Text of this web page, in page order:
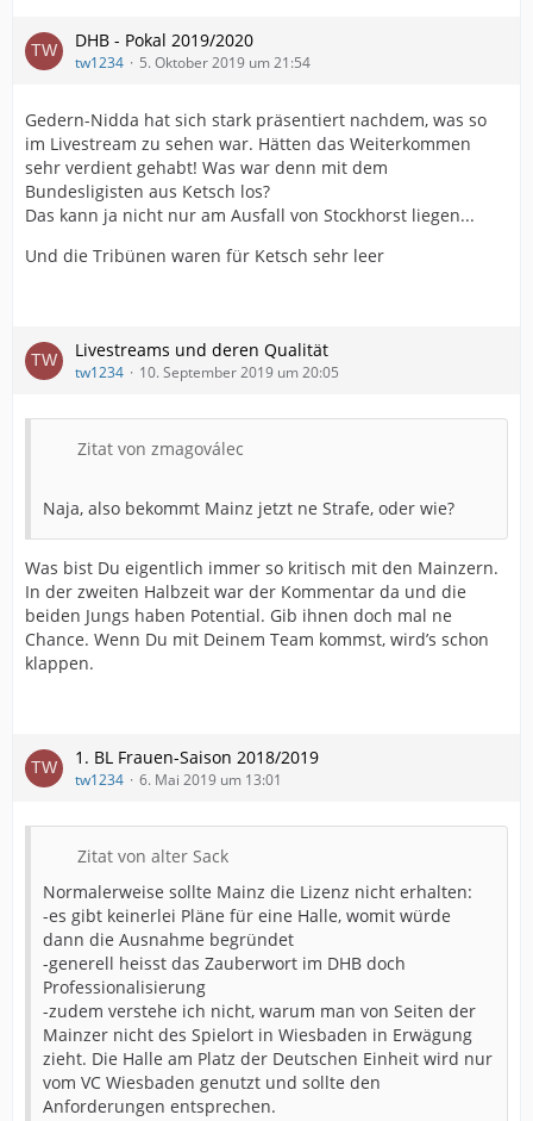
DHB - Pokal 2019/2020
tw1234 5. Oktober 2019 um 21:54
Gedern-Nidda hat sich stark präsentiert nachdem, was so
im Livestream zu sehen war. Hätten das Weiterkommen
sehr verdient gehabt! Was war denn mit dem
Bundesligisten aus Ketsch los?
Das kann ja nicht nur am Ausfall von Stockhorst liegen...
Und die Tribünen waren für Ketsch sehr leer
Livestreams und deren Qualität
tw1234 10. September 2019 um 20:05
Zitat von zmagoválec
Naja, also bekommt Mainz jetzt ne Strafe, oder wie?
Was bist Du eigentlich immer so kritisch mit den Mainzern.
In der zweiten Halbzeit war der Kommentar da und die
beiden Jungs haben Potential. Gib ihnen doch mal ne
Chance. Wenn Du mit Deinem Team kommst, wird’s schon
klappen.
1. BL Frauen-Saison 2018/2019
tw1234 6. Mai 2019 um 13:01
Zitat von alter Sack
Normalerweise sollte Mainz die Lizenz nicht erhalten:
-es gibt keinerlei Pläne für eine Halle, womit würde
dann die Ausnahme begründet
-generell heisst das Zauberwort im DHB doch
Professionalisierung
-zudem verstehe ich nicht, warum man von Seiten der
Mainzer nicht des Spielort in Wiesbaden in Erwägung
zieht. Die Halle am Platz der Deutschen Einheit wird nur
vom VC Wiesbaden genutzt und sollte den
Anforderungen entsprechen.